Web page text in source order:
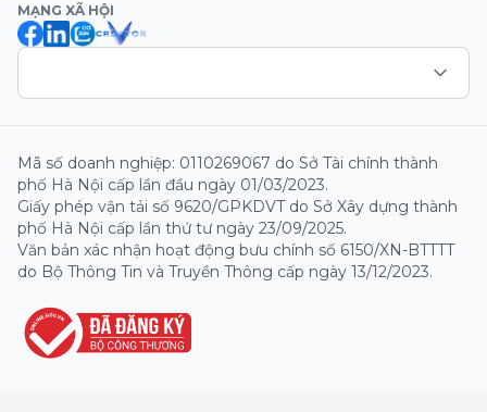
MẠNG XÃ HỘI
Mã số doanh nghiệp: 0110269067 do Sở Tài chính thành
phố Hà Nội cấp lần đầu ngày 01/03/2023.
Giấy phép vận tải số 9620/GPKDVT do Sở Xây dựng thành
phố Hà Nội cấp lần thứ tư ngày 23/09/2025.
Văn bản xác nhận hoạt động bưu chính số 6150/XN-BTTTT
do Bộ Thông Tin và Truyền Thông cấp ngày 13/12/2023.